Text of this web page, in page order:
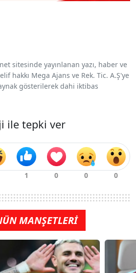
sitesinde yayınlanan yazı, haber ve
hakkı Mega Ajans ve Rek. Tic. A.Ş'ye
gösterilerek dahi iktibas
ile tepki ver
MANŞETLERİ